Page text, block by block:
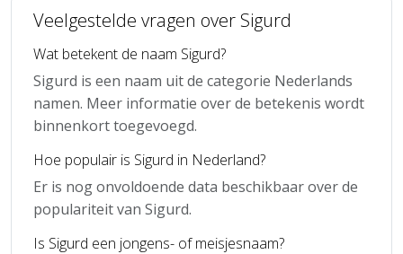
Veelgestelde vragen over Sigurd
Wat betekent de naam Sigurd?
Sigurd is een naam uit de categorie Nederlands
namen. Meer informatie over de betekenis wordt
binnenkort toegevoegd.
Hoe populair is Sigurd in Nederland?
Er is nog onvoldoende data beschikbaar over de
populariteit van Sigurd.
Is Sigurd een jongens- of meisjesnaam?